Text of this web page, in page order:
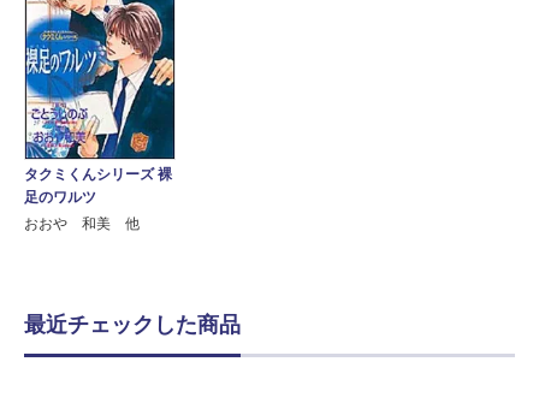
タクミくんシリーズ 裸
足のワルツ
おおや 和美 他
最近チェックした商品